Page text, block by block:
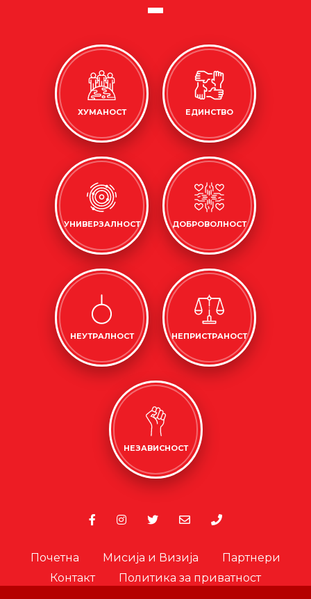
ХУМАНОСТ ЕДИНСТВО
УНИВЕРЗАЛНОСТ ДОБРОВОЛНОСТ
НЕУТРАЛНОСТ НЕПРИСТРАНОСТ
НЕЗАВИСНОСТ
Почетна Мисија и Визија
Партнери
Контакт
Политика за приватност